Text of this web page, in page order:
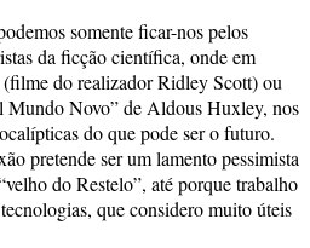
somente ficar-nos pelos
da ficção científica, onde em
do realizador Ridley Scott) ou
Mundo Novo” de Aldous Huxley, nos
do que pode ser o futuro.
pretende ser um lamento pessimista
do Restelo”, até porque trabalho
que considero muito úteis